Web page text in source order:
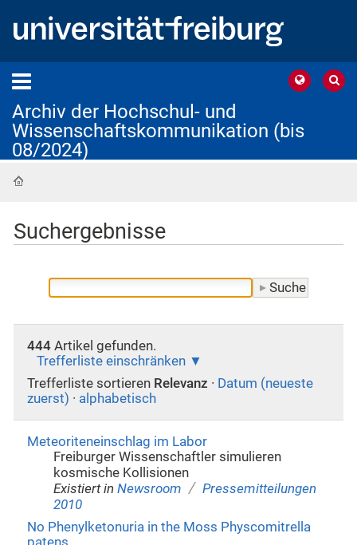
Archiv der Hochschul- und
Wissenschaftskommunikation (bis
08/2024)
Suchergebnisse
444Artikel gefunden.
Trefferliste einschränken
Trefferliste sortieren Relevanz · Datum (neueste
zuerst) · alphabetisch
Meteoriteneinschlag im Labor
Freiburger Wissenschaftler simulieren
kosmische Kollisionen
Existiert in Newsroom / Pressemitteilungen
2010
No Phenylketonuria in the Moss Physcomitrella